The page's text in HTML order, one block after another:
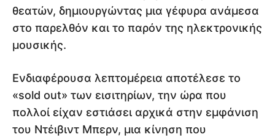
θεατών, δημιουργώντας μια γέφυρα ανάμεσα
στο παρελθόν και το παρόν της ηλεκτρονικής
μουσικής.
Ενδιαφέρουσα λεπτομέρεια αποτέλεσε το
«sold out» των εισιτηρίων, την ώρα που
πολλοί είχαν εστιάσει αρχικά στην εμφάνιση
του Ντέιβιντ Μπερν, μια κίνηση που